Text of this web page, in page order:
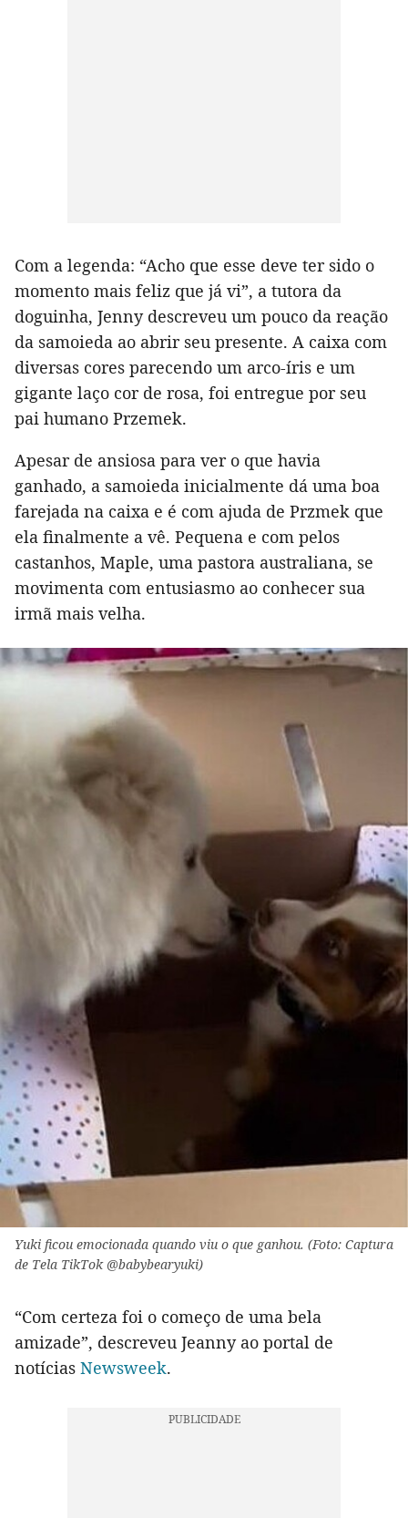
Com a legenda: “Acho que esse deve ter sido o
momento mais feliz que já vi”, a tutora da
doguinha, Jenny descreveu um pouco da reação
da samoieda ao abrir seu presente. A caixa com
diversas cores parecendo um arco-íris e um
gigante laço cor de rosa, foi entregue por seu
pai humano Przemek.
Apesar de ansiosa para ver o que havia
ganhado, a samoieda inicialmente dá uma boa
farejada na caixa e é com ajuda de Przmek que
ela finalmente a vê. Pequena e com pelos
castanhos, Maple, uma pastora australiana, se
movimenta com entusiasmo ao conhecer sua
irmã mais velha.
Yuki ficou emocionada quando viu o que ganhou. (Foto: Captura
de Tela TikTok @babybearyuki)
“Com certeza foi o começo de uma bela
amizade”, descreveu Jeanny ao portal de
notícias Newsweek.